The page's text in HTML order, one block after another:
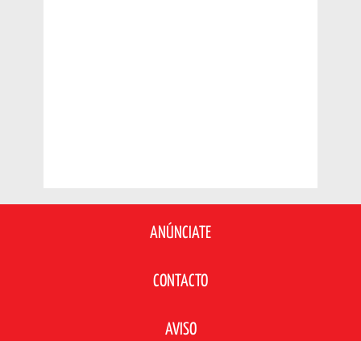
ANÚNCIATE
CONTACTO
AVISO